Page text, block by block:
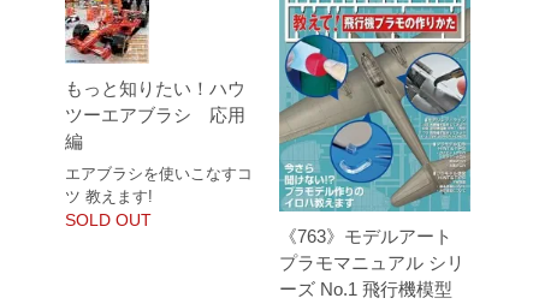
もっと知りたい！ハウ
ツーエアブラシ 応用
編
エアブラシを使いこなすコ
ツ 教えます!
SOLD OUT
《763》モデルアート
プラモマニュアル シリ
ーズ No.1 飛行機模型